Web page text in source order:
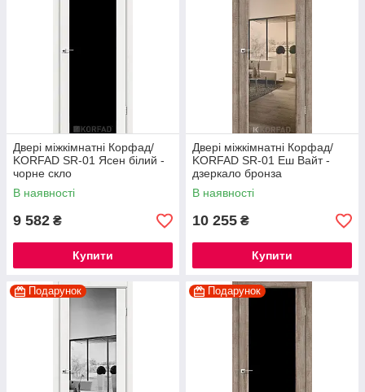
Двері міжкімнатні Корфад/
KORFAD SR-01 Ясен білий -
чорне скло
В наявності
9 582 ₴
Купити
Двері міжкімнатні Корфад/
KORFAD SR-01 Еш Вайт -
дзеркало бронза
В наявності
10 255 ₴
Купити
Подарунок Подарунок